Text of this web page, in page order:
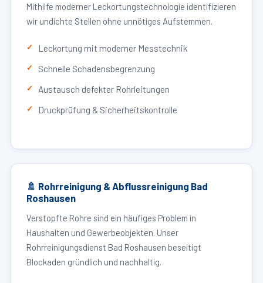
Mithilfe moderner Leckortungstechnologie identifizieren
wir undichte Stellen ohne unnötiges Aufstemmen.
Leckortung mit moderner Messtechnik
Schnelle Schadensbegrenzung
Austausch defekter Rohrleitungen
Druckprüfung & Sicherheitskontrolle
🚿 Rohrreinigung & Abflussreinigung Bad
Roshausen
Verstopfte Rohre sind ein häufiges Problem in
Haushalten und Gewerbeobjekten. Unser
Rohrreinigungsdienst Bad Roshausen beseitigt
Blockaden gründlich und nachhaltig.